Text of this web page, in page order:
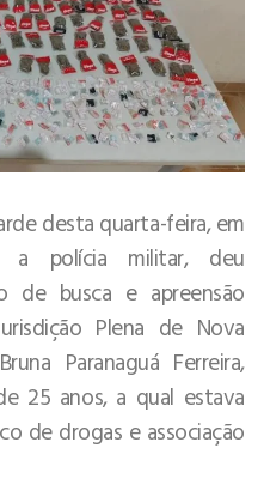
desta quarta-feira, em
a polícia militar, deu
de busca e apreensão
Plena de Nova
Paranaguá Ferreira,
25 anos, a qual estava
de drogas e associação